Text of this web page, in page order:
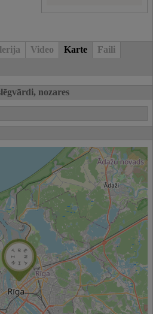
Video Karte
Faili
nozares